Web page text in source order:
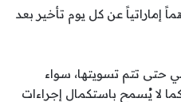
مالية قدرها 50 درهماً إماراتياً عن كل يوم تأخير بعد
حتى تتم تسويتها، سواء
كما لا يُسمح باستكمال إجراءات